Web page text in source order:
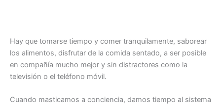
Hay que tomarse tiempo y comer tranquilamente, saborear
los alimentos, disfrutar de la comida sentado, a ser posible
en compañía mucho mejor y sin distractores como la
televisión o el teléfono móvil.
Cuando masticamos a conciencia, damos tiempo al sistema